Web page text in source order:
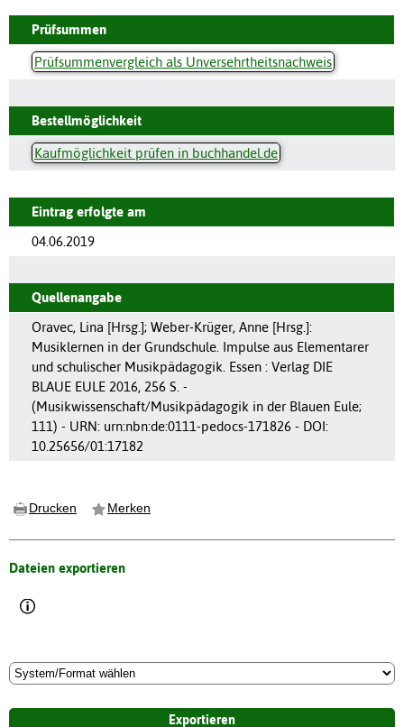
Prüfsummen
Prüfsummenvergleich als Unversehrtheitsnachweis
Bestellmöglichkeit
Kaufmöglichkeit prüfen in buchhandel.de
Eintrag erfolgte am
04.06.2019
Quellenangabe
Oravec, Lina [Hrsg.]; Weber-Krüger, Anne [Hrsg.]:
Musiklernen in der Grundschule. Impulse aus Elementarer
und schulischer Musikpädagogik. Essen : Verlag DIE
BLAUE EULE 2016, 256 S. -
(Musikwissenschaft/Musikpädagogik in der Blauen Eule;
111) - URN: urn:nbn:de:0111-pedocs-171826 - DOI:
10.25656/01:17182
Drucken Merken
Dateien exportieren